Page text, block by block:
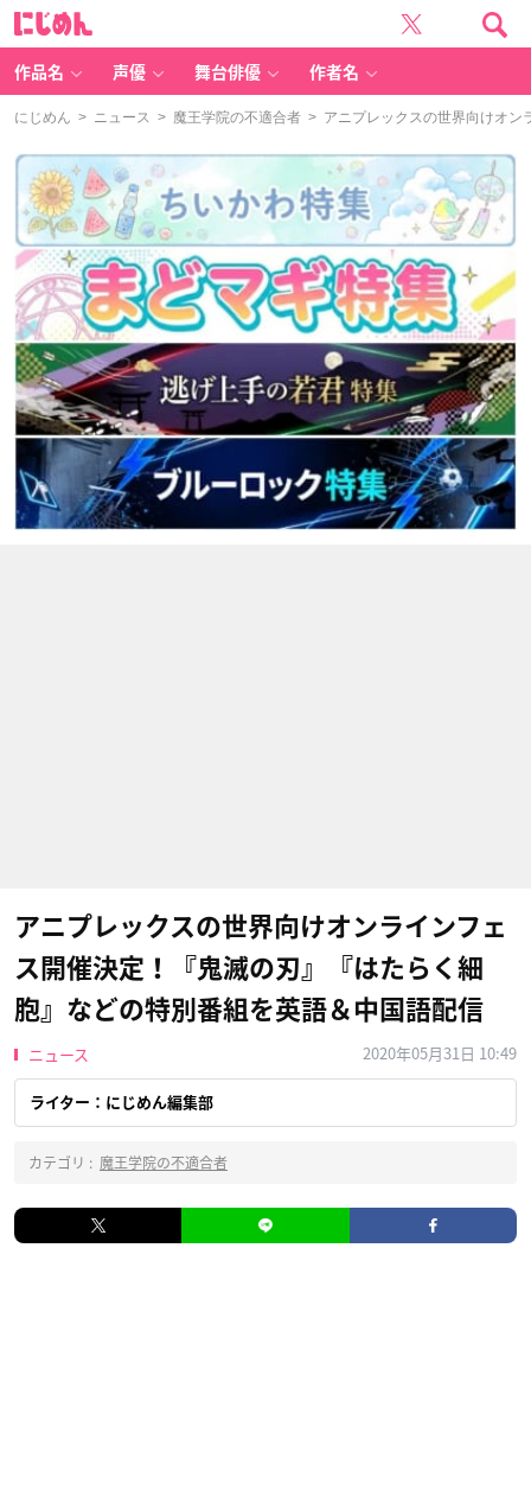
作品名 声優 舞台俳優 作者名
にじめん > ニュース > 魔王学院の不適合者 > アニプレックスの世界向けオン
アニプレックスの世界向けオンラインフェ
ス開催決定！『鬼滅の刃』『はたらく細
胞』などの特別番組を英語＆中国語配信
ニュース 2020年05月31日 10:49
ライター：にじめん編集部
カテゴリ : 魔王学院の不適合者